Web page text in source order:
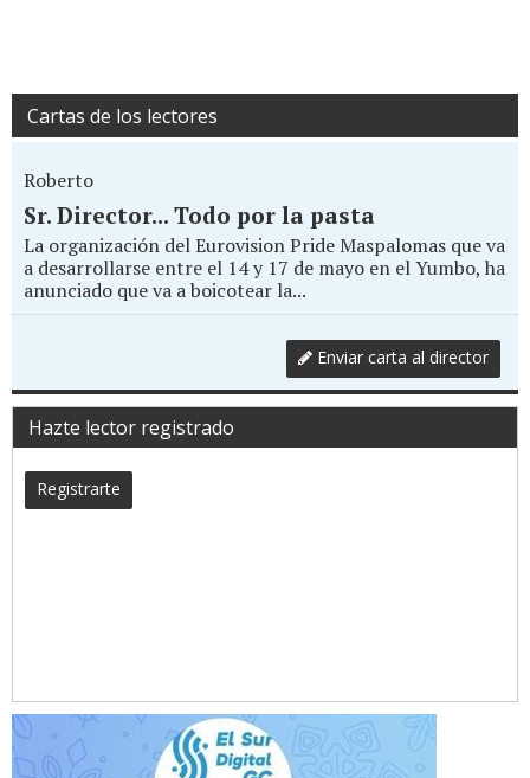
Cartas de los lectores
Roberto
Sr. Director... Todo por la pasta
La organización del Eurovision Pride Maspalomas que va
a desarrollarse entre el 14 y 17 de mayo en el Yumbo, ha
anunciado que va a boicotear la...
Enviar carta al director
Hazte lector registrado
Registrarte